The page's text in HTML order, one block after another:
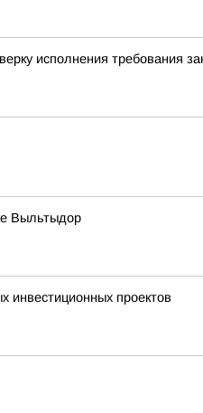
исполнения требования
Выльтыдор
инвестиционных проектов